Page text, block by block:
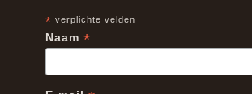
* verplichte velden
Naam *